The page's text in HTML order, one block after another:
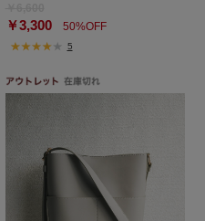
￥3,30050%OFF
5